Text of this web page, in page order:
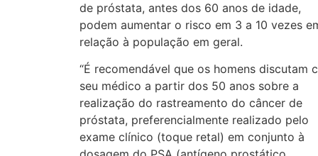
de próstata, antes dos 60 anos de idade,
podem aumentar o risco em 3 a 10 vezes
relação à população em geral.
“É recomendável que os homens discutam
seu médico a partir dos 50 anos sobre a
realização do rastreamento do câncer de
próstata, preferencialmente realizado pelo
exame clínico (toque retal) em conjunto à